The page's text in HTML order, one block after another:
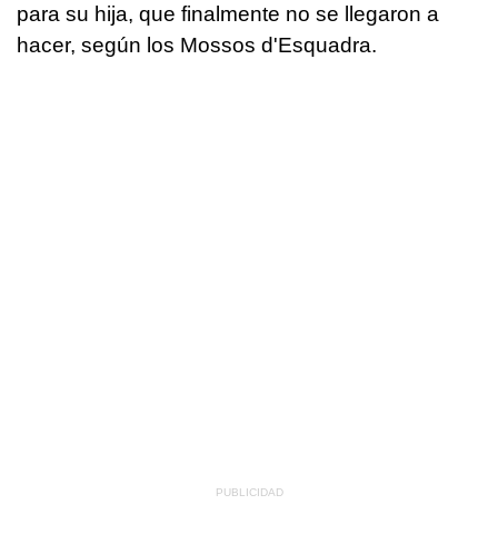
para su hija, que finalmente no se llegaron a
hacer, según los Mossos d'Esquadra.